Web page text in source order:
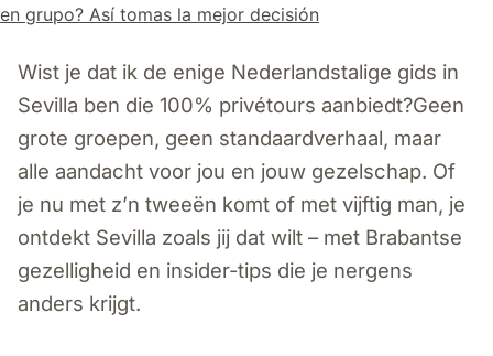
en grupo? Así tomas la mejor decisión
Wist je dat ik de enige Nederlandstalige gids in
Sevilla ben die 100% privétours aanbiedt?Geen
grote groepen, geen standaardverhaal, maar
alle aandacht voor jou en jouw gezelschap. Of
je nu met z’n tweeën komt of met vijftig man, je
ontdekt Sevilla zoals jij dat wilt – met Brabantse
gezelligheid en insider-tips die je nergens
anders krijgt.